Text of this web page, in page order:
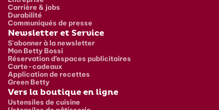
Carrière & jobs
Durabilité
Communiqués de presse
Newsletter et Service
S'abonner à la newsletter
Mon Betty Bossi
Réservation d’espaces publicitaires
Carte-cadeaux
Application de recettes
Green Betty
Vers la boutique en ligne
Ustensiles de cuisine